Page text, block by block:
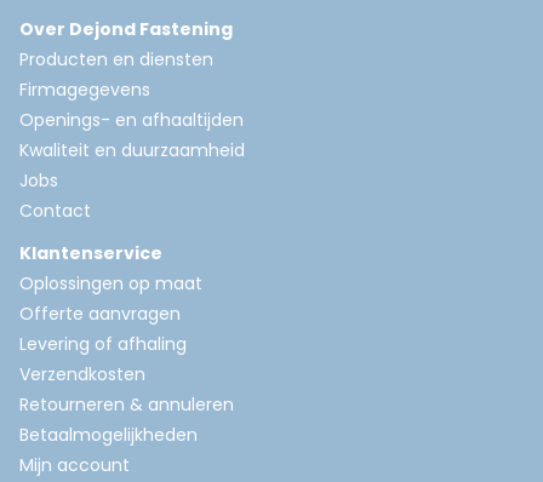
Over Dejond Fastening
Producten en diensten
Firmagegevens
Openings- en afhaaltijden
Kwaliteit en duurzaamheid
Jobs
Contact
Klantenservice
Oplossingen op maat
Offerte aanvragen
Levering of afhaling
Verzendkosten
Retourneren & annuleren
Betaalmogelijkheden
Mijn account